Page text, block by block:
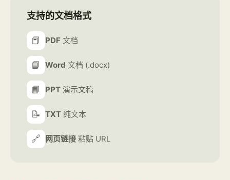
支持的文档格式
📕 PDF 文档
📘 Word 文档 (.docx)
📙 PPT 演示文稿
📝 TXT 纯文本
🔗 网页链接 粘贴 URL